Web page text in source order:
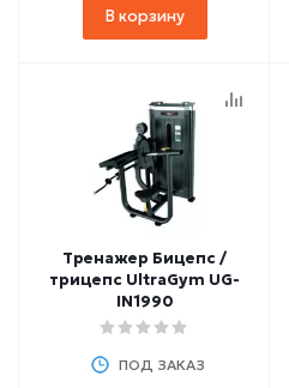
В корзину
Тренажер Бицепс /
трицепс UltraGym UG-
IN1990
ПОД ЗАКАЗ